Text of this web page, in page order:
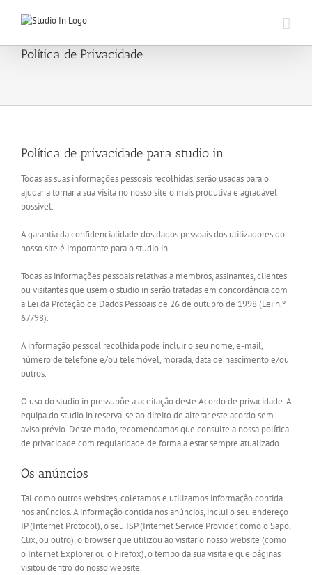
Política de Privacidade
Política de privacidade para studio in
Todas as suas informações pessoais recolhidas, serão usadas para o
ajudar a tornar a sua visita no nosso site o mais produtiva e agradável
possível.
A garantia da confidencialidade dos dados pessoais dos utilizadores do
nosso site é importante para o studio in.
Todas as informações pessoais relativas a membros, assinantes, clientes
ou visitantes que usem o studio in serão tratadas em concordância com
a Lei da Proteção de Dados Pessoais de 26 de outubro de 1998 (Lei n.º
67/98).
A informação pessoal recolhida pode incluir o seu nome, e-mail,
número de telefone e/ou telemóvel, morada, data de nascimento e/ou
outros.
O uso do studio in pressupõe a aceitação deste Acordo de privacidade. A
equipa do studio in reserva-se ao direito de alterar este acordo sem
aviso prévio. Deste modo, recomendamos que consulte a nossa política
de privacidade com regularidade de forma a estar sempre atualizado.
Os anúncios
Tal como outros websites, coletamos e utilizamos informação contida
nos anúncios. A informação contida nos anúncios, inclui o seu endereço
IP (Internet Protocol), o seu ISP (Internet Service Provider, como o Sapo,
Clix, ou outro), o browser que utilizou ao visitar o nosso website (como
o Internet Explorer ou o Firefox), o tempo da sua visita e que páginas
visitou dentro do nosso website.